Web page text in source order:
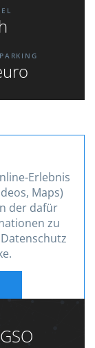
Erlebnis
Maps)
der dafür
zu